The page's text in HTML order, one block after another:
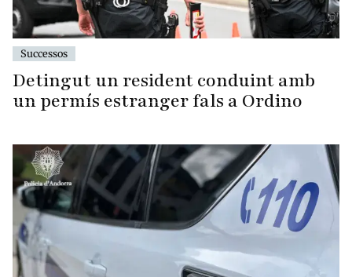
Successos
Detingut un resident conduint amb
un permís estranger fals a Ordino